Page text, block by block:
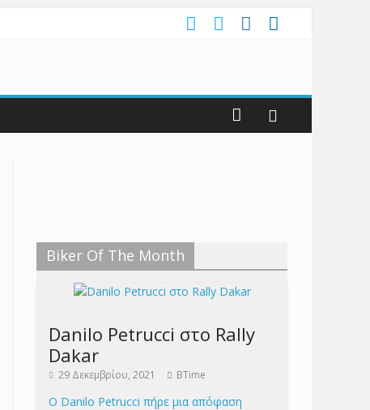
Biker Of The Month
Danilo Petrucci στο Rally
Dakar
29 Δεκεμβρίου, 2021 BTime
Ο Danilo Petrucci πήρε μια απόφαση